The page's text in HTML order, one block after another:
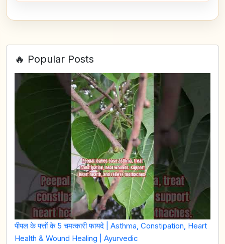
🔥 Popular Posts
पीपल के पत्तों के 5 चमत्कारी फायदे | Asthma, Constipation, Heart
Health & Wound Healing | Ayurvedic